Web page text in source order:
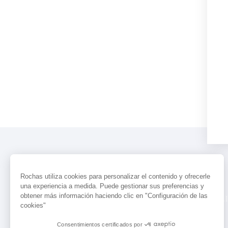
PERFUMES ACTUALIDAD
Rochas utiliza cookies para personalizar el contenido y ofrecerle
una experiencia a medida. Puede gestionar sus preferencias y
obtener más información haciendo clic en "Configuración de las
cookies"
Consentimientos certificados por